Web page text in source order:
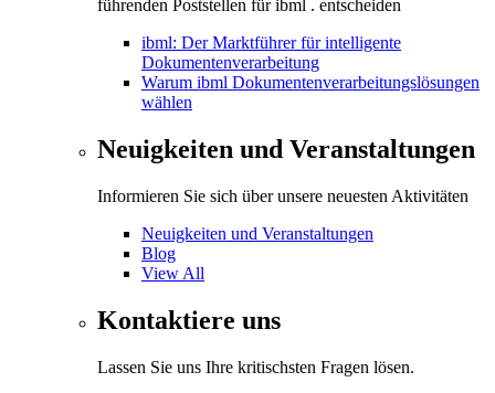
führenden Poststellen für ibml . entscheiden
ibml: Der Marktführer für intelligente
Dokumentenverarbeitung
Warum ibml Dokumentenverarbeitungslösungen
wählen
Neuigkeiten und Veranstaltungen
Informieren Sie sich über unsere neuesten Aktivitäten
Neuigkeiten und Veranstaltungen
Blog
View All
Kontaktiere uns
Lassen Sie uns Ihre kritischsten Fragen lösen.